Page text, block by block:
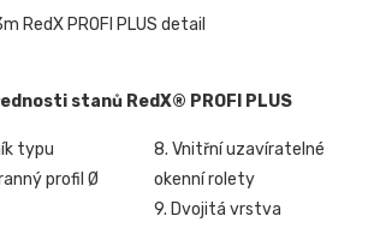
stanů RedX® PROFI PLUS
typu
profil Ø
8. Vnitřní uzavíratelné
okenní rolety
9. Dvojitá vrstva